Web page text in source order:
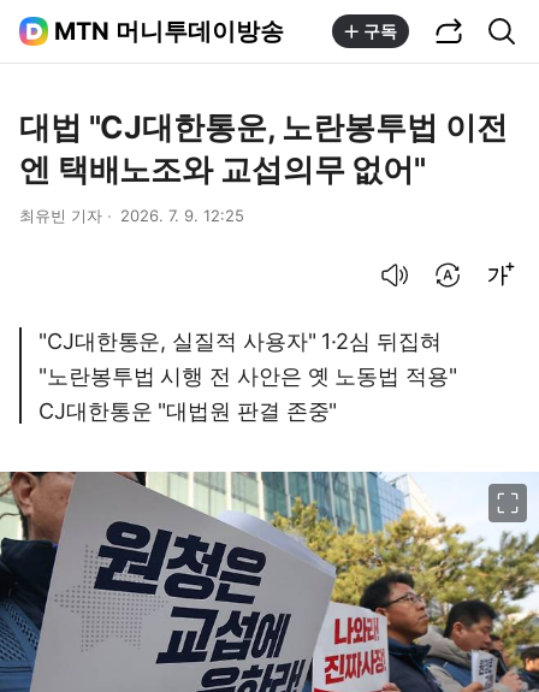
MTN 머니투데이방송 구독
대법 "CJ대한통운, 노란봉투법 이전
엔 택배노조와 교섭의무 없어"
최유빈 기자 2026. 7. 9. 12:25
"CJ대한통운, 실질적 사용자" 1·2심 뒤집혀
"노란봉투법 시행 전 사안은 옛 노동법 적용"
CJ대한통운 "대법원 판결 존중"